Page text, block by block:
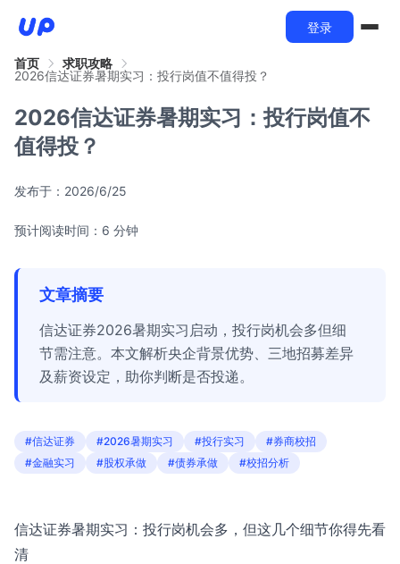
登录
首页
求职攻略
2026信达证券暑期实习：投行岗值不值得投？
2026信达证券暑期实习：投行岗值不
值得投？
发布于： 2026/6/25
预计阅读时间：6 分钟
文章摘要
信达证券2026暑期实习启动，投行岗机会多但细
节需注意。本文解析央企背景优势、三地招募差异
及薪资设定，助你判断是否投递。
#信达证券 #2026暑期实习 #投行实习
#券商校招
#金融实习
#股权承做 #债券承做 #校招分析
信达证券暑期实习：投行岗机会多，但这几个细节你得先看
清